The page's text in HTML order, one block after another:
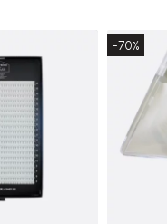
-70%